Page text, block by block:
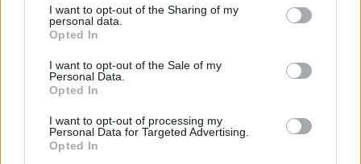
not limited to your visit or usage behaviour. You may click to
grant or deny consent to Google and its third-party tags to
use your data for below specified purposes in below Google
consent section.
I want to opt-out of the Sharing of my
personal data.
Opted In
I want to opt-out of the Sale of my
Personal Data.
Opted In
I want to opt-out of processing my
Personal Data for Targeted Advertising.
Opted In
azonban vizsgálat indult ellenük, mivel késve
érkeztek meg a kötelező médiaeseményre.
This
the server or network failed or because the format
is not supported.